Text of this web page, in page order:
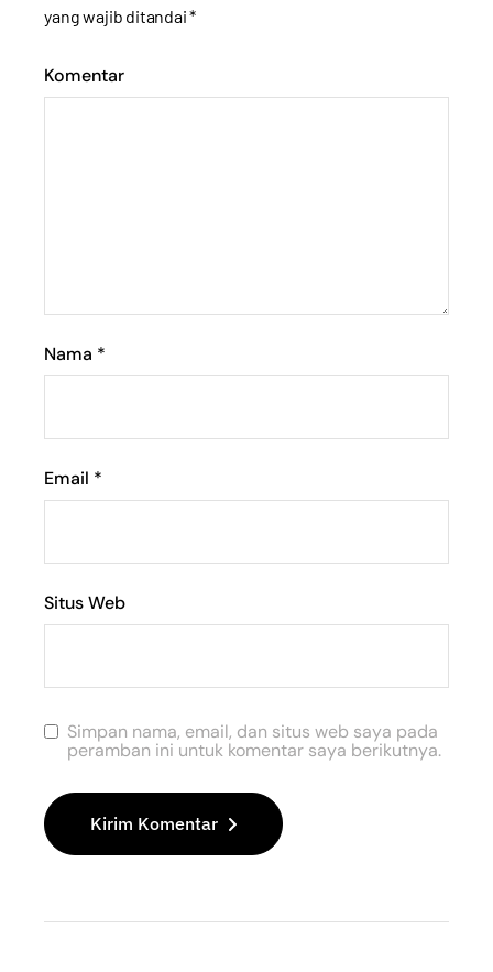
yang wajib ditandai*
Komentar
Nama *
Email *
Situs Web
Simpan nama, email, dan situs web saya pada
peramban ini untuk komentar saya berikutnya.
Kirim Komentar